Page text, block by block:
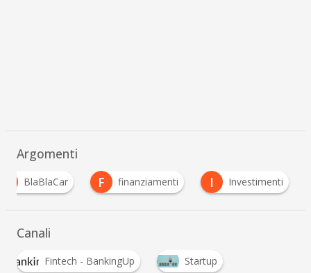
Argomenti
BlaBlaCar F finanziamenti I Investimenti
Canali
Fintech - BankingUp Startup